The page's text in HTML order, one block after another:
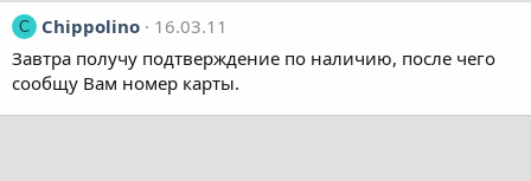
C Chippolino
16.03.11
Завтра получу подтверждение по наличию, после чего
сообщу Вам номер карты.